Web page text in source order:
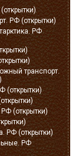
РФ (открытки)
РФ
транспорт.
(открытки)
(открытки)
РФ (открытки)
РФ